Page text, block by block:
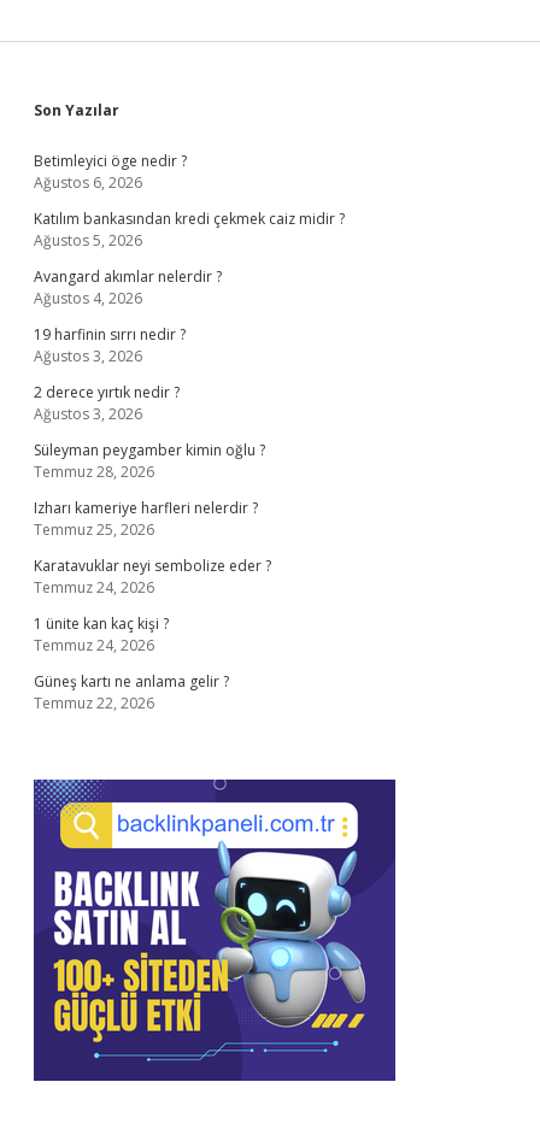
Sidebar
Son Yazılar
Betimleyici öge nedir ?
Ağustos 6, 2026
Katılım bankasından kredi çekmek caiz midir ?
Ağustos 5, 2026
Avangard akımlar nelerdir ?
Ağustos 4, 2026
19 harfinin sırrı nedir ?
Ağustos 3, 2026
2 derece yırtık nedir ?
Ağustos 3, 2026
Süleyman peygamber kimin oğlu ?
Temmuz 28, 2026
Izharı kameriye harfleri nelerdir ?
Temmuz 25, 2026
Karatavuklar neyi sembolize eder ?
Temmuz 24, 2026
1 ünite kan kaç kişi ?
Temmuz 24, 2026
Güneş kartı ne anlama gelir ?
Temmuz 22, 2026